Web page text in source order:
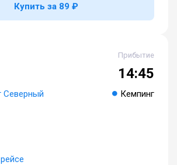
Купить за 89 ₽
Северный
Прибытие
14:45
Кемпинг